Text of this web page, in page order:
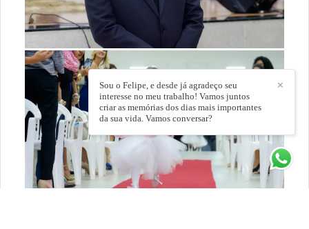
✕
Sou o Felipe, e desde já agradeço seu
interesse no meu trabalho! Vamos juntos
criar as memórias dos dias mais importantes
da sua vida. Vamos conversar?